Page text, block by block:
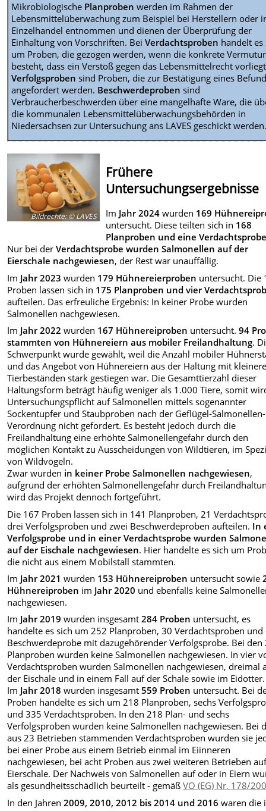
Mikrobiologische Planproben werden im Rahmen der
Lebensmittelüberwachung zum Beispiel bei Herstellern oder
Einzelhandel entnommen und dienen der Überprüfung der
Einhaltung von Vorschriften. BeiVerdachtsproben handelt es
um Proben, die gezogen werden, wenn die konkrete
besteht, dass ein Verstoß gegen das Lebensmittelrecht
Verfolgsproben sind Proben, die zur Bestätigung eines
angefordert werden. Beschwerdeproben sind
Verbraucherbeschwerden über eine mangelhafte Ware, die
die kommunalen Lebensmittelüberwachungsbehörden in
Niedersachsen zur Untersuchung ans LAVES geschickt
Bildrechte:© LAVES
Frühere
Untersuchungsergebnisse
Im Jahr 2024 wurden 169
untersucht. Diese teilten sich in 168
Planproben und eine
Nur bei derVerdachtsprobe wurden Salmonellen auf der
Eierschale nachgewiesen, der Rest war unauffällig.
Im Jahr 2023 wurden 179 Hühnereierproben untersucht. Die
Proben lassen sich in 175 Planproben und vier
aufteilen. Das erfreuliche Ergebnis: In keiner Probe wurden
Salmonellen nachgewiesen.
Im Jahr 2022 wurden 167 Hühnereiproben untersucht.94
stammten von Hühnereiern aus mobiler Freilandhaltung.
Schwerpunkt wurde gewählt, weil die Anzahl mobiler
und das Angebot von Hühnereiern aus der Haltung mit
Tierbeständen stark gestiegen war. Die Gesamttierzahl dieser
Haltungsform beträgt häufig weniger als 1.000 Tiere, somit
Untersuchungspflicht auf Salmonellen mittels sogenannter
Sockentupfer und Staubproben nach der Geflügel-Salmonellen-
Verordnung nicht gefordert. Es besteht jedoch durch die
Freilandhaltung eine erhöhte Salmonellengefahr durch den
möglichen Kontakt zu Ausscheidungen von Wildtieren, im
von Wildvögeln.
Zwar wurden in keiner Probe Salmonellen nachgewiesen,
aufgrund der erhöhten Salmonellengefahr durch
wird das Projekt dennoch fortgeführt.
Die 167 Proben lassen sich in 141 Planproben, 21
drei Verfolgsproben und zwei Beschwerdeproben aufteilen. In
Verfolgsprobe und in einer Verdachtsprobe wurden
auf der Eischale nachgewiesen. Hier handelte es sich um
die nicht aus einem Mobilstall stammten.
Im Jahr 2021 wurden 153 Hühnereiproben untersucht sowie
Hühnereiproben im Jahr 2020 und ebenfalls keine
nachgewiesen.
Im Jahr 2019 wurden insgesamt284 Proben untersucht, es
handelte es sich um 252 Planproben, 30 Verdachtsproben und
Beschwerdeprobe mit dazugehörender Verfolgsprobe. Bei den
Planproben wurden keine Salmonellen nachgewiesen. In vier
Verdachtsproben wurden Salmonellen nachgewiesen, dreimal
der Eischale und in einem Fall auf der Schale sowie im Eidotter.
Im Jahr 2018 wurden insgesamt559 Proben untersucht. Bei
Proben handelte es sich um 218 Planproben, sechs
und 335 Verdachtsproben. In den 218 Plan- und sechs
Verfolgsproben wurden keine Salmonellen nachgewiesen. Bei
aus 23 Betrieben stammenden Verdachtsproben wurden sie
bei einer Probe aus einem Betrieb einmal im Eiinneren
nachgewiesen, bei acht Proben aus zwei weiteren Betrieben
Eierschale. Der Nachweis von Salmonellen auf oder in Eiern
als gesundheitsschädlich beurteilt - gemäßVO (EG) Nr. 178/
In den Jahren2009, 2010, 2012 bis 2014 und 2016 waren die